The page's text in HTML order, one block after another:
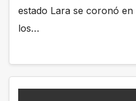
estado Lara se coronó en
los…